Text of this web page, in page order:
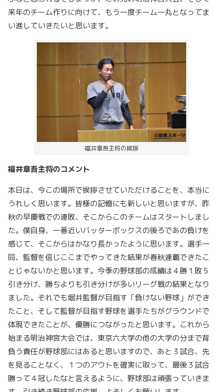
来年のチーム作りに向けて、もう一度チーム一丸となってま
い進していきたいと思います。
福井章吾主将の挨拶
福井章吾主将のコメント
本日は、今この場所で挨拶させていただけることを、本当に
うれしく思います。皆様の記憶にも新しいと思いますが、昨
秋の早慶戦での連敗、そこからこのチームはスタートしまし
た。僕自身、一番近いバッターボックスの後ろであの負けを
感じて、そこからはかなり長かったように思います。選手一
同、監督を信じここまでやってきた結果が春秋連覇できたこ
とじゃないかと思います。今季の野球部の成績は４勝１敗５
引き分け、勝ちよりも引き分けが多いリーグ戦の結果となり
ました。それでも堀井監督が目指す「負けない野球」ができ
たこと、そして監督が目指す野球を選手たちがグラウンドで
体現できたことが、優勝につながったと思います。これから
始まる明治神宮大会では、東京六大学の他の大学の分まで背
負う責任が野球部にはあると思いますので、あと３試合、先
を見ることなく、１つのアウトを確実に取って、最後３試合
勝って４冠したなと言えるように、野球部は頑張っていきま